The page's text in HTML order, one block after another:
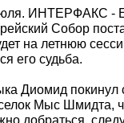
ИНТЕРФАКС -
Собор
на летнюю
его судьба.
Диомид покинул
Мыс Шмидта,
добраться,